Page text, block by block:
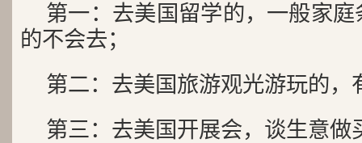
第一：去美国留学的，一般家
的不会去；
第二：去美国旅游观光游玩的，
第三：去美国开展会，谈生意做